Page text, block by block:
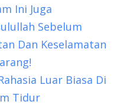
Ini Juga
Sebelum
Dan Keselamatan
Luar Biasa Di
Tidur